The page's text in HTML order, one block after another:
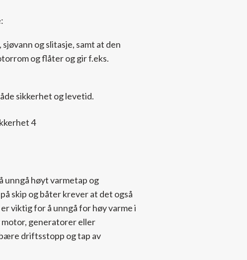
og slitasje, samt at den
og flåter og gir f.eks.
sikkerhet og levetid.
unngå høyt varmetap og
skip og båter krever at det også
viktig for å unngå for høy varme i
motor, generatorer eller
driftsstopp og tap av